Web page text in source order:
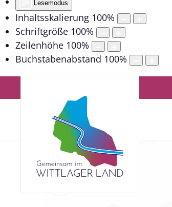
Lesemodus
Inhaltsskalierung 100%
Schriftgröße 100%
Zeilenhöhe 100%
Buchstabenabstand 100%